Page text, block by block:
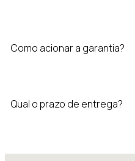
Como acionar a garantia?
Qual o prazo de entrega?